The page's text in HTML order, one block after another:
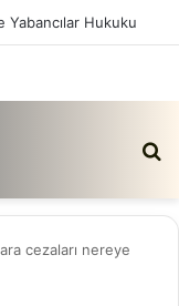
Yabancılar Hukuku
cezaları nereye